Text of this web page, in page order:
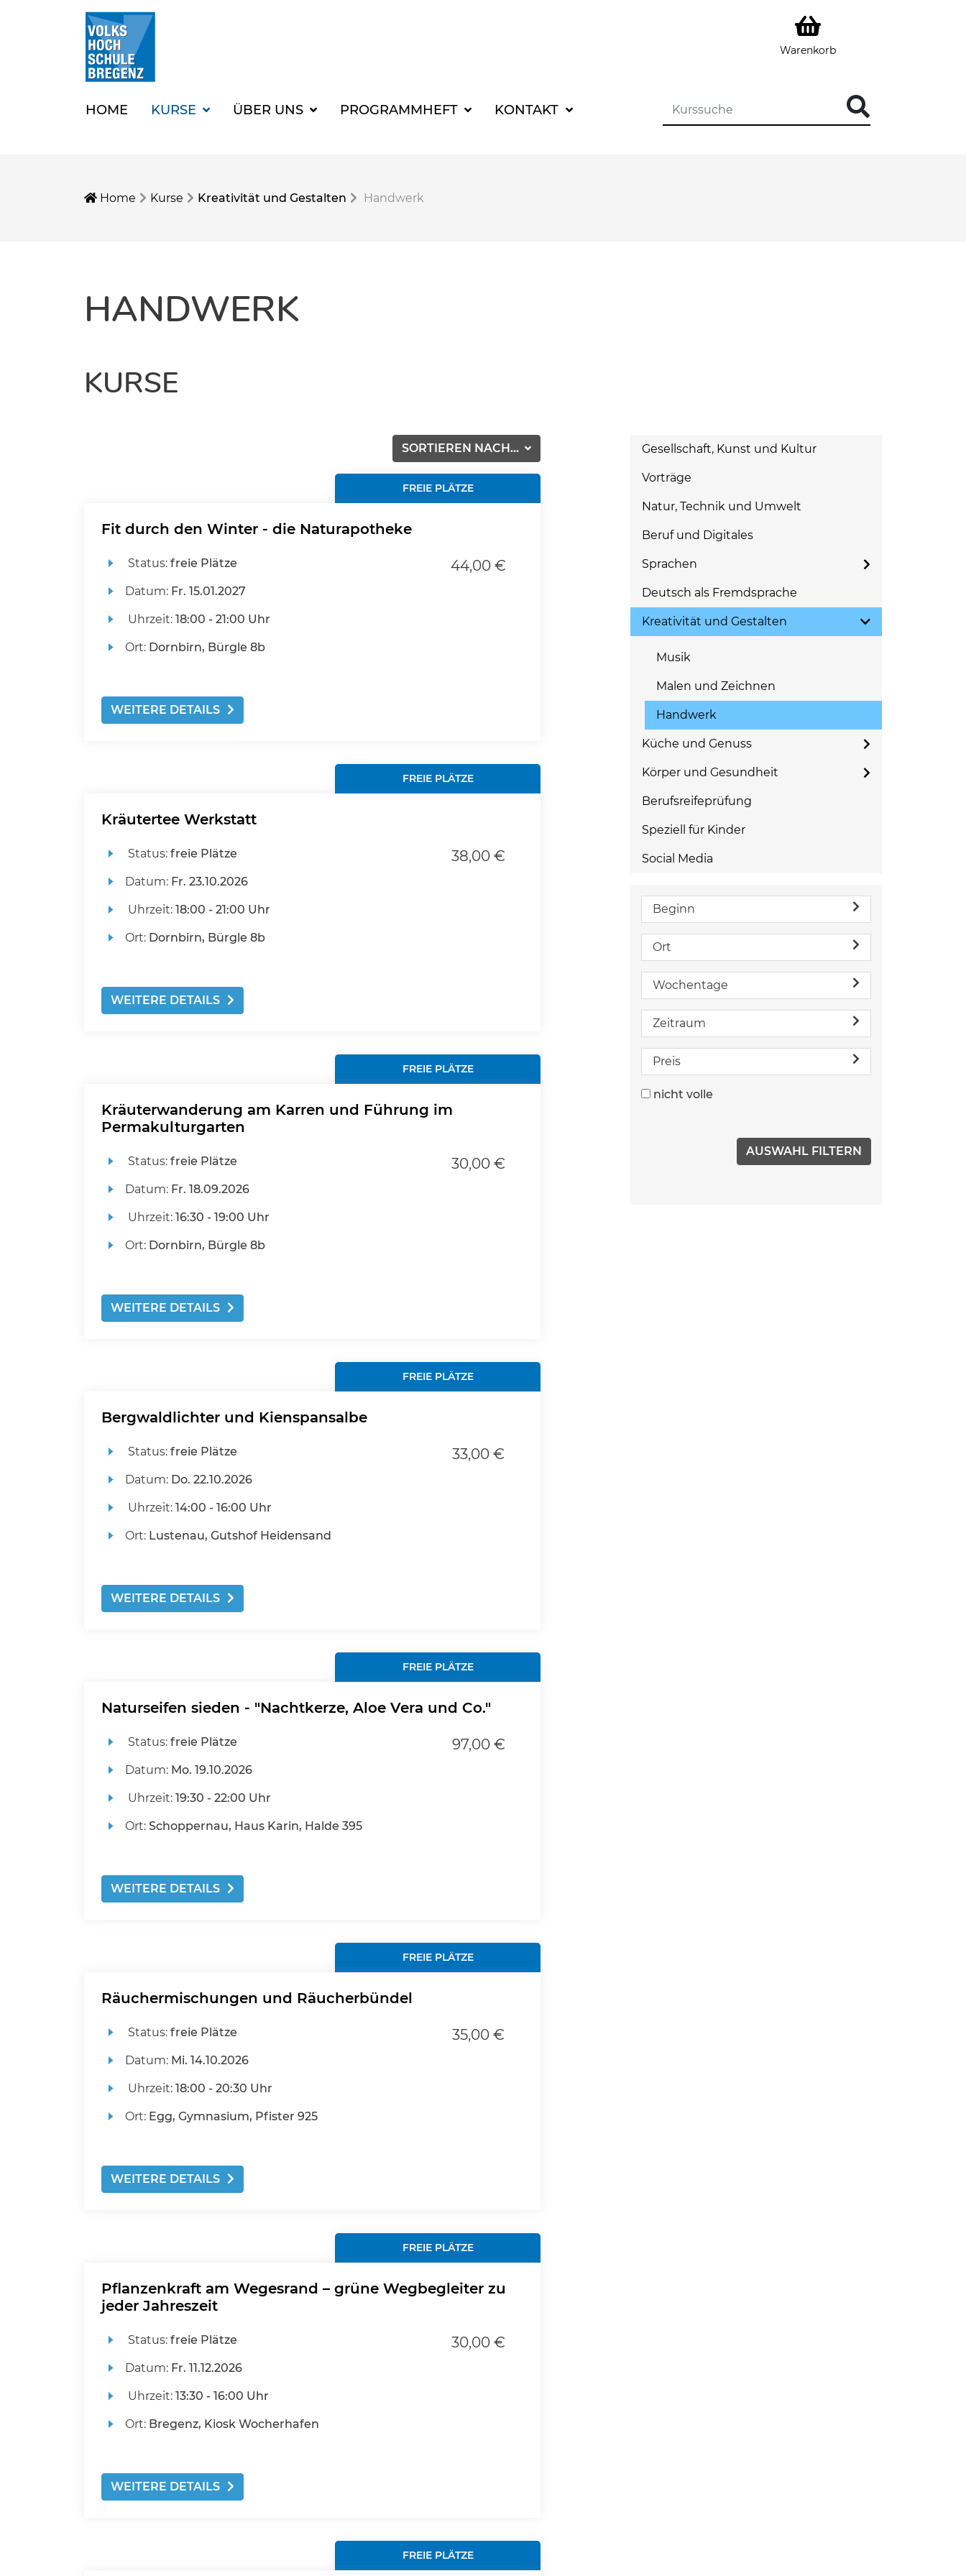
Warenkorb
HOME KURSE ÜBER UNS PROGRAMMHEFT KONTAKT
Home Kurse Kreativität und Gestalten Handwerk
HANDWERK
KURSE
SORTIEREN NACH...
FREIE PLÄTZE
Fit durch den Winter - die Naturapotheke
Status: freie Plätze
Datum: Fr. 15.01.2027
Uhrzeit: 18:00 - 21:00 Uhr
Ort: Dornbirn, Bürgle 8b
44,00 €
WEITERE DETAILS
FREIE PLÄTZE
Kräutertee Werkstatt
Status: freie Plätze
Datum: Fr. 23.10.2026
Uhrzeit: 18:00 - 21:00 Uhr
Ort: Dornbirn, Bürgle 8b
38,00 €
WEITERE DETAILS
FREIE PLÄTZE
Kräuterwanderung am Karren und Führung im
Permakulturgarten
Status: freie Plätze
Datum: Fr. 18.09.2026
Uhrzeit: 16:30 - 19:00 Uhr
Ort: Dornbirn, Bürgle 8b
30,00 €
WEITERE DETAILS
FREIE PLÄTZE
Bergwaldlichter und Kienspansalbe
Status: freie Plätze
Datum: Do. 22.10.2026
Uhrzeit: 14:00 - 16:00 Uhr
Ort: Lustenau, Gutshof Heidensand
33,00 €
WEITERE DETAILS
FREIE PLÄTZE
Naturseifen sieden - "Nachtkerze, Aloe Vera und Co."
Status: freie Plätze
Datum: Mo. 19.10.2026
Uhrzeit: 19:30 - 22:00 Uhr
Ort: Schoppernau, Haus Karin, Halde 395
97,00 €
WEITERE DETAILS
FREIE PLÄTZE
Räuchermischungen und Räucherbündel
Status: freie Plätze
Datum: Mi. 14.10.2026
Uhrzeit: 18:00 - 20:30 Uhr
Ort: Egg, Gymnasium, Pfister 925
35,00 €
WEITERE DETAILS
FREIE PLÄTZE
Pflanzenkraft am Wegesrand – grüne Wegbegleiter zu
jeder Jahreszeit
Status: freie Plätze
Datum: Fr. 11.12.2026
Uhrzeit: 13:30 - 16:00 Uhr
Ort: Bregenz, Kiosk Wocherhafen
30,00 €
WEITERE DETAILS
FREIE PLÄTZE
Gesellschaft, Kunst und Kultur
Vorträge
Natur, Technik und Umwelt
Beruf und Digitales
Sprachen
Deutsch als Fremdsprache
Kreativität und Gestalten
Musik
Malen und Zeichnen
Handwerk
Küche und Genuss
Körper und Gesundheit
Berufsreifeprüfung
Speziell für Kinder
Social Media
Beginn
Ort
Wochentage
Zeitraum
Preis
nicht volle